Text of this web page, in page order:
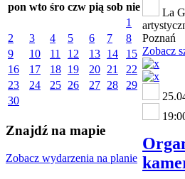
pon wto śro czw pią sob nie
1
2
3 4 5 6 7
8
9
10 11 12 13 14
15
16
17 18 19 20 21
22
23
24 25 26 27 28
29
30
Znajdź na mapie
Zobacz wydarzenia na planie
La
Poznań
Zobacz